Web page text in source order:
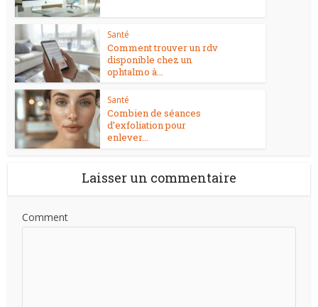
Santé
Comment trouver un rdv
disponible chez un
ophtalmo à...
Santé
Combien de séances
d’exfoliation pour
enlever...
Laisser un commentaire
Comment